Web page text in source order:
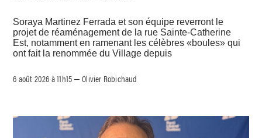
Soraya Martinez Ferrada et son équipe reverront le
projet de réaménagement de la rue Sainte-Catherine
Est, notamment en ramenant les célèbres «boules» qui
ont fait la renommée du Village depuis
6 août 2026 à 11h15 –Olivier Robichaud